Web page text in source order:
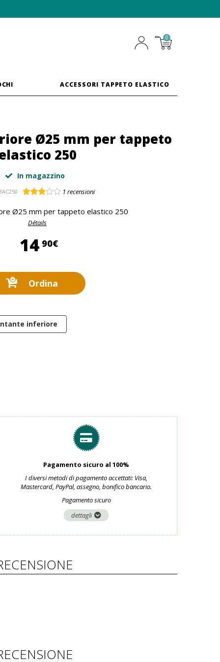
0
ACCESSORI TAPPETO ELASTICO
Ø25 mm per tappeto
250
In magazzino
1 recensioni
Ø25 mm per tappeto elastico 250
Détails
14 90€14,90 €
Ordina
inferiore
Pagamento sicuro al 100%
I diversi metodi di pagamento accettati: Visa,
Mastercard, PayPal, assegno, bonifico bancario.
Pagamento sicuro
dettagli